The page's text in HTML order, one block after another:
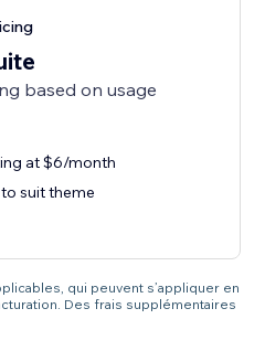
based on usage
at $6/month
suit theme
qui peuvent s’appliquer en
Des frais supplémentaires